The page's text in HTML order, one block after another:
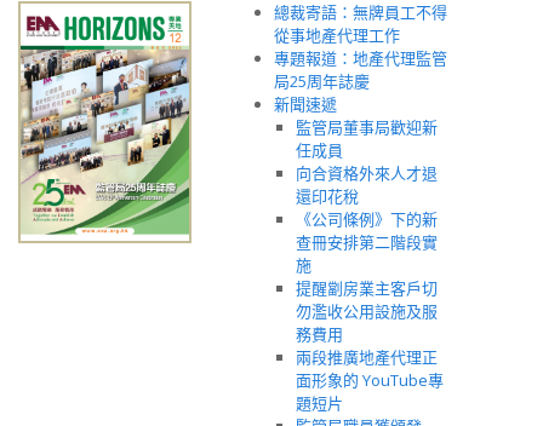
總裁寄語：無牌員工不得
從事地產代理工作
專題報道：地產代理監管
局25周年誌慶
新聞速遞
監管局董事局歡迎新
任成員
向合資格外來人才退
還印花稅
《公司條例》下的新
查冊安排第二階段實
施
提醒劏房業主客戶切
勿濫收公用設施及服
務費用
兩段推廣地產代理正
面形象的 YouTube專
題短片